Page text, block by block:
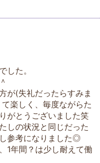
した。
が(失礼だったらすみま
楽しく、毎度ながらた
がとうございました笑
しの状況と同じだった
参考になりました◎
1年間？は少し耐えて働